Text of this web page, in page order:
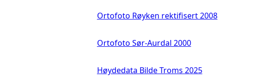
Ortofoto Røyken rektifisert 2008
Ortofoto Sør-Aurdal 2000
Høydedata Bilde Troms 2025